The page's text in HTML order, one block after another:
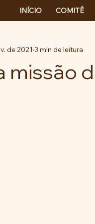
INÍCIO COMITÊ
missão
de 2021 3 min de leitura